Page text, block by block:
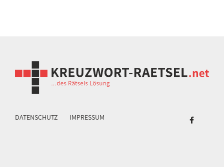
DATENSCHUTZ IMPRESSUM